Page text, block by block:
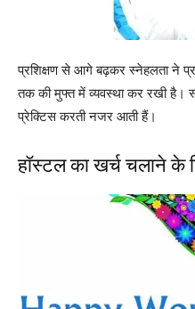
प्रशिक्षण से आगे बढ़कर स्नेहलता ने
तक की मुफ्त में व्यवस्था कर रखी है।
प्रेक्टिस करती नजर आती हैं।
हॉस्टल का खर्च चलाने के